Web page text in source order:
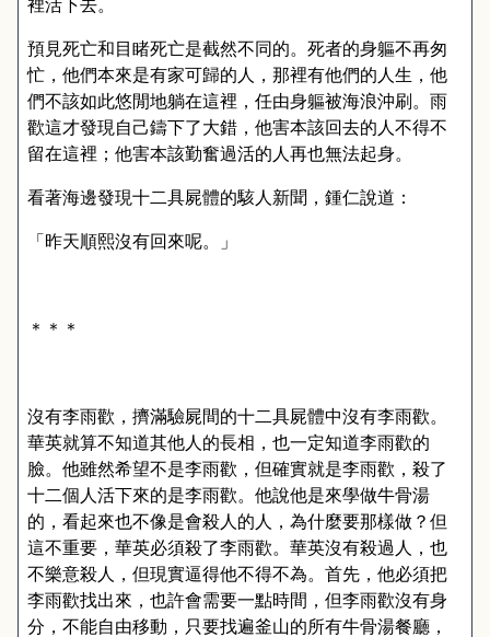
裡活下去。
預見死亡和目睹死亡是截然不同的。死者的身軀不再匆
忙，他們本來是有家可歸的人，那裡有他們的人生，他
們不該如此悠閒地躺在這裡，任由身軀被海浪沖刷。雨
歡這才發現自己鑄下了大錯，他害本該回去的人不得不
留在這裡；他害本該勤奮過活的人再也無法起身。
看著海邊發現十二具屍體的駭人新聞，鍾仁說道：
「昨天順熙沒有回來呢。」
＊＊＊
沒有李雨歡，擠滿驗屍間的十二具屍體中沒有李雨歡。
華英就算不知道其他人的長相，也一定知道李雨歡的
臉。他雖然希望不是李雨歡，但確實就是李雨歡，殺了
十二個人活下來的是李雨歡。他說他是來學做牛骨湯
的，看起來也不像是會殺人的人，為什麼要那樣做？但
這不重要，華英必須殺了李雨歡。華英沒有殺過人，也
不樂意殺人，但現實逼得他不得不為。首先，他必須把
李雨歡找出來，也許會需要一點時間，但李雨歡沒有身
分，不能自由移動，只要找遍釜山的所有牛骨湯餐廳，